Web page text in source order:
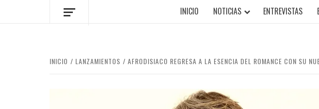
INICIO NOTICIAS ENTREVISTAS
INICIO LANZAMIENTOS AFRODISIACO REGRESA A LA ESENCIA DEL ROMANCE CON SU